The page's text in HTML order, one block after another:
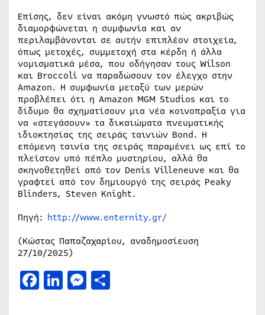
Επίσης, δεν είναι ακόμη γνωστό πώς ακριβώς
διαμορφώνεται η συμφωνία και αν
περιλαμβάνονται σε αυτήν επιπλέον στοιχεία,
όπως μετοχές, συμμετοχή στα κέρδη ή άλλα
νομισματικά μέσα, που οδήγησαν τους Wilson
και Broccoli να παραδώσουν τον έλεγχο στην
Amazon. Η συμφωνία μεταξύ των μερών
προβλέπει ότι η Amazon MGM Studios και το
δίδυμο θα σχηματίσουν μια νέα κοινοπραξία για
να «στεγάσουν» τα δικαιώματα πνευματικής
ιδιοκτησίας της σειράς ταινιών Bond. Η
επόμενη ταινία της σειράς παραμένει ως επί το
πλείστον υπό πέπλο μυστηρίου, αλλά θα
σκηνοθετηθεί από τον Denis Villeneuve και θα
γραφτεί από τον δημιουργό της σειράς Peaky
Blinders, Steven Knight.
Πηγή: http://www.enternity.gr/
(Κώστας Παπαζαχαρίου, αναδημοσίευση
27/10/2025)
Facebook
LinkedIn
Messenger